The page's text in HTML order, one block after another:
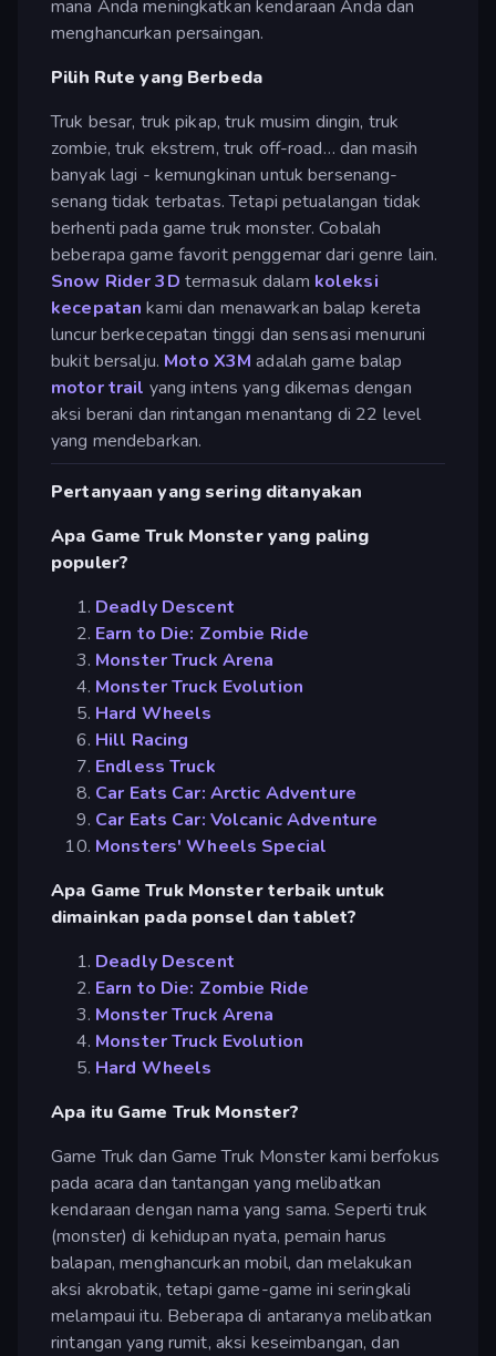
mana Anda meningkatkan kendaraan Anda dan
menghancurkan persaingan.
Pilih Rute yang Berbeda
Truk besar, truk pikap, truk musim dingin, truk
zombie, truk ekstrem, truk off-road… dan masih
banyak lagi - kemungkinan untuk bersenang-
senang tidak terbatas. Tetapi petualangan tidak
berhenti pada game truk monster. Cobalah
beberapa game favorit penggemar dari genre lain.
Snow Rider 3D termasuk dalam koleksi
kecepatan kami dan menawarkan balap kereta
luncur berkecepatan tinggi dan sensasi menuruni
bukit bersalju. Moto X3M adalah game balap
motor trail yang intens yang dikemas dengan
aksi berani dan rintangan menantang di 22 level
yang mendebarkan.
Pertanyaan yang sering ditanyakan
Apa Game Truk Monster yang paling
populer?
Deadly Descent
Earn to Die: Zombie Ride
Monster Truck Arena
Monster Truck Evolution
Hard Wheels
Hill Racing
Endless Truck
Car Eats Car: Arctic Adventure
Car Eats Car: Volcanic Adventure
Monsters' Wheels Special
Apa Game Truk Monster terbaik untuk
dimainkan pada ponsel dan tablet?
Deadly Descent
Earn to Die: Zombie Ride
Monster Truck Arena
Monster Truck Evolution
Hard Wheels
Apa itu Game Truk Monster?
Game Truk dan Game Truk Monster kami berfokus
pada acara dan tantangan yang melibatkan
kendaraan dengan nama yang sama. Seperti truk
(monster) di kehidupan nyata, pemain harus
balapan, menghancurkan mobil, dan melakukan
aksi akrobatik, tetapi game-game ini seringkali
melampaui itu. Beberapa di antaranya melibatkan
rintangan yang rumit, aksi keseimbangan, dan